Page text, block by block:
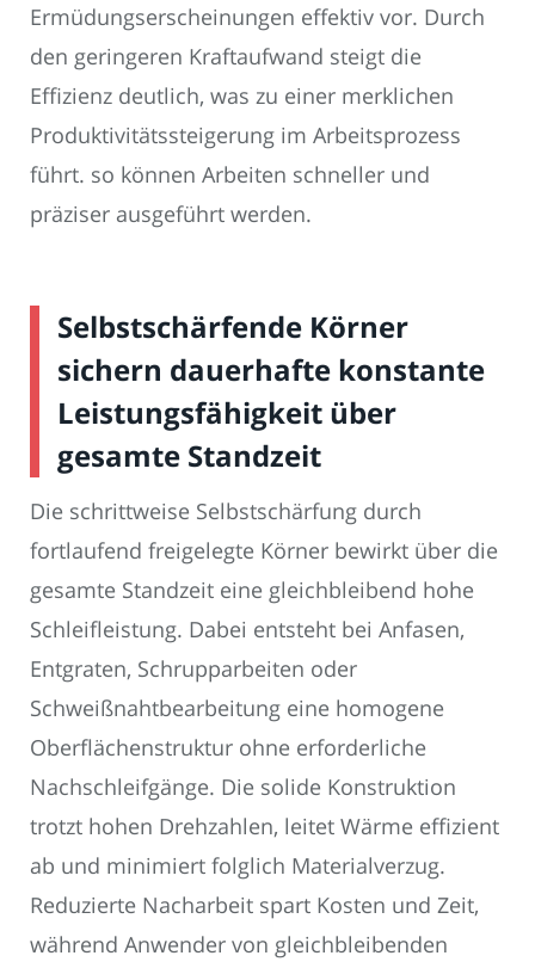
Ermüdungserscheinungen effektiv vor. Durch
den geringeren Kraftaufwand steigt die
Effizienz deutlich, was zu einer merklichen
Produktivitätssteigerung im Arbeitsprozess
führt. so können Arbeiten schneller und
präziser ausgeführt werden.
Selbstschärfende Körner
sichern dauerhafte konstante
Leistungsfähigkeit über
gesamte Standzeit
Die schrittweise Selbstschärfung durch
fortlaufend freigelegte Körner bewirkt über die
gesamte Standzeit eine gleichbleibend hohe
Schleifleistung. Dabei entsteht bei Anfasen,
Entgraten, Schrupparbeiten oder
Schweißnahtbearbeitung eine homogene
Oberflächenstruktur ohne erforderliche
Nachschleifgänge. Die solide Konstruktion
trotzt hohen Drehzahlen, leitet Wärme effizient
ab und minimiert folglich Materialverzug.
Reduzierte Nacharbeit spart Kosten und Zeit,
während Anwender von gleichbleibenden